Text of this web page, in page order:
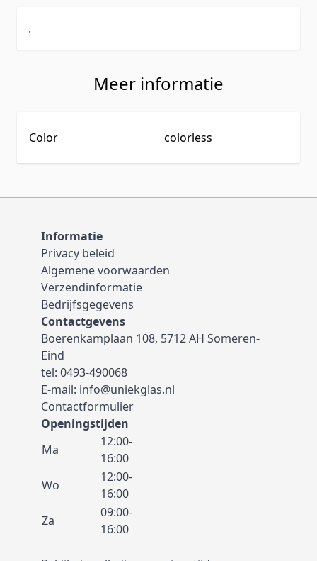
.
Meer informatie
Color colorless
Informatie
Privacy beleid
Algemene voorwaarden
Verzendinformatie
Bedrijfsgegevens
Contactgevens
Boerenkamplaan 108, 5712 AH Someren-
Eind
tel: 0493-490068
E-mail: info@uniekglas.nl
Contactformulier
Openingstijden
Ma
12:00-
16:00
Wo
12:00-
16:00
Za
09:00-
16:00